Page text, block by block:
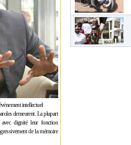
intellectuel
demeurent. La plupart
dignité leur fonction
de la mémoire